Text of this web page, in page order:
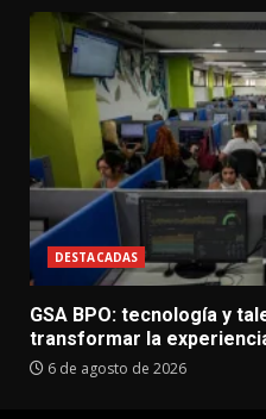
DESTACADAS
GSA BPO: tecnología y
transformar la
6 de agosto de 2026